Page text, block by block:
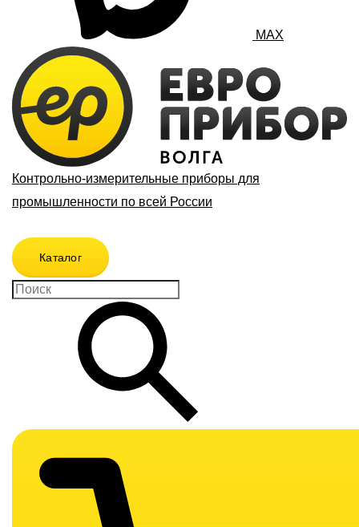
MAX
Контрольно-измерительные приборы для
промышленности по всей России
Каталог